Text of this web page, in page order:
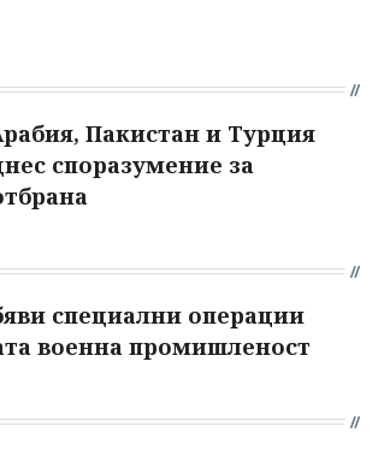
Пакистан и Турция
споразумение за
специални операции
военна промишленост